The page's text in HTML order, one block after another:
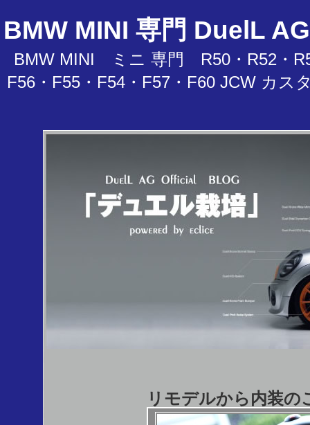
BMW MINI 専門 DuelL
BMW MINI ミニ 専門 R50・R52・
F56・F55・F54・F57・F60 JCW カ
リモデルから内装の